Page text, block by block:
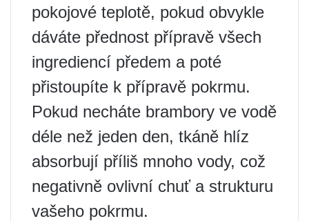
pokojové teplotě, pokud obvykle
dáváte přednost přípravě všech
ingrediencí předem a poté
přistoupíte k přípravě pokrmu.
Pokud necháte brambory ve vodě
déle než jeden den, tkáně hlíz
absorbují příliš mnoho vody, což
negativně ovlivní chuť a strukturu
vašeho pokrmu.